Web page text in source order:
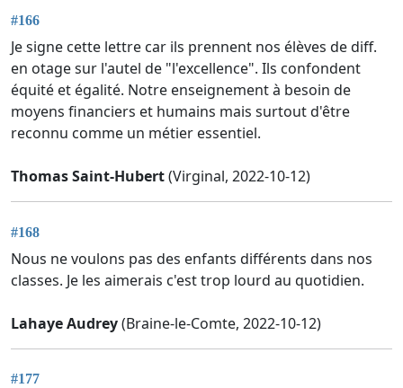
#166
Je signe cette lettre car ils prennent nos élèves de diff.
en otage sur l'autel de "l'excellence". Ils confondent
équité et égalité. Notre enseignement à besoin de
moyens financiers et humains mais surtout d'être
reconnu comme un métier essentiel.
Thomas Saint-Hubert(Virginal, 2022-10-12)
#168
Nous ne voulons pas des enfants différents dans nos
classes. Je les aimerais c'est trop lourd au quotidien.
Lahaye Audrey(Braine-le-Comte, 2022-10-12)
#177